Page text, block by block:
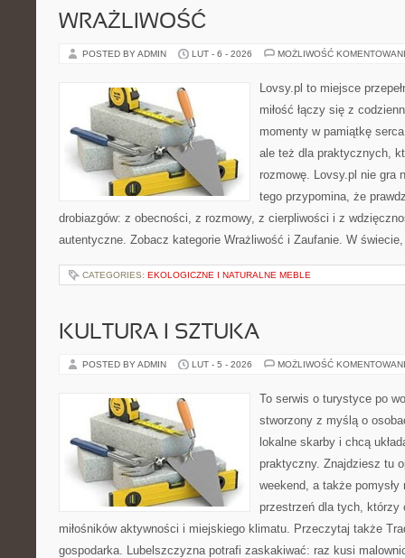
WRAŻLIWOŚĆ
POSTED BY ADMIN LUT - 6 - 2026 MOŻLIWOŚĆ
Lovsy.pl to miejsce
miłość łączy się z
momenty w pamiątkę
ale też dla praktycznych,
rozmowę. Lovsy.pl nie gra
tego przypomina, że
drobiazgów: z obecności, z rozmowy, z cierpliwości i z
autentyczne. Zobacz kategorie Wrażliwość i Zaufanie. W
CATEGORIES: EKOLOGICZNE I NATURALNE MEBLE
KULTURA I SZTUKA
POSTED BY ADMIN LUT - 5 - 2026 MOŻLIWOŚĆ
To serwis o turystyce po
stworzony z myślą o
lokalne skarby i chcą
praktyczny. Znajdziesz tu
weekend, a także
przestrzeń dla tych, którzy
miłośników aktywności i miejskiego klimatu. Przeczytaj także
gospodarka. Lubelszczyzna potrafi zaskakiwać: raz kusi